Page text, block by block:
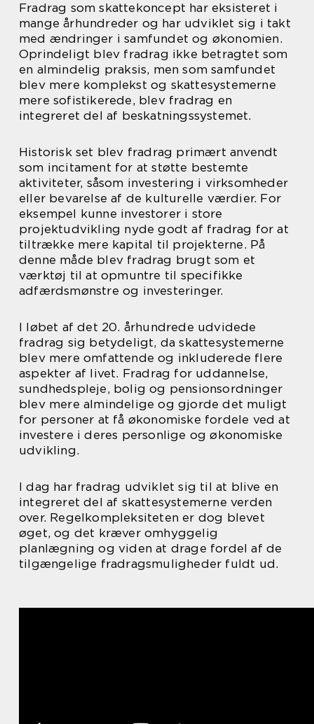
Fradrag som skattekoncept har eksisteret i
mange århundreder og har udviklet sig i takt
med ændringer i samfundet og økonomien.
Oprindeligt blev fradrag ikke betragtet som
en almindelig praksis, men som samfundet
blev mere komplekst og skattesystemerne
mere sofistikerede, blev fradrag en
integreret del af beskatningssystemet.
Historisk set blev fradrag primært anvendt
som incitament for at støtte bestemte
aktiviteter, såsom investering i virksomheder
eller bevarelse af de kulturelle værdier. For
eksempel kunne investorer i store
projektudvikling nyde godt af fradrag for at
tiltrække mere kapital til projekterne. På
denne måde blev fradrag brugt som et
værktøj til at opmuntre til specifikke
adfærdsmønstre og investeringer.
I løbet af det 20. århundrede udvidede
fradrag sig betydeligt, da skattesystemerne
blev mere omfattende og inkluderede flere
aspekter af livet. Fradrag for uddannelse,
sundhedspleje, bolig og pensionsordninger
blev mere almindelige og gjorde det muligt
for personer at få økonomiske fordele ved at
investere i deres personlige og økonomiske
udvikling.
I dag har fradrag udviklet sig til at blive en
integreret del af skattesystemerne verden
over. Regelkompleksiteten er dog blevet
øget, og det kræver omhyggelig
planlægning og viden at drage fordel af de
tilgængelige fradragsmuligheder fuldt ud.